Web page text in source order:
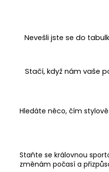
Nevešli jste se do
Stačí, když nám vaše
Hledáte něco, čím
Staňte se královnou
změnám počasí a